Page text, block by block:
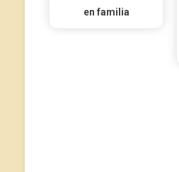
en familia